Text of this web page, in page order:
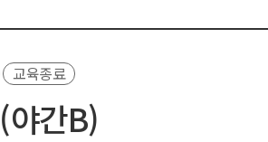
교육종료
간B)